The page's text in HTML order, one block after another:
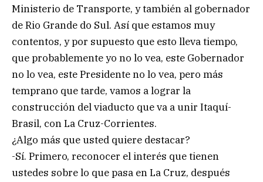
Ministerio de Transporte, y también al gobernador
de Rio Grande do Sul. Así que estamos muy
contentos, y por supuesto que esto lleva tiempo,
que probablemente yo no lo vea, este Gobernador
no lo vea, este Presidente no lo vea, pero más
temprano que tarde, vamos a lograr la
construcción del viaducto que va a unir Itaquí-
Brasil, con La Cruz-Corrientes.
¿Algo más que usted quiere destacar?
-Sí. Primero, reconocer el interés que tienen
ustedes sobre lo que pasa en La Cruz, después